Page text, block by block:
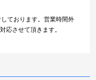
！早い者勝ちですお早め
ております。営業時間外
応させて頂きます。